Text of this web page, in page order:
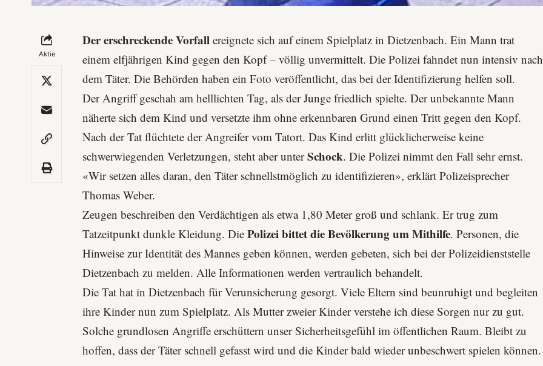
Aktie
Der erschreckende Vorfall ereignete sich auf einem Spielplatz in Dietzenbach. Ein Mann trat
einem elfjährigen Kind gegen den Kopf – völlig unvermittelt. Die Polizei fahndet nun intensiv nach
dem Täter. Die Behörden haben ein Foto veröffentlicht, das bei der Identifizierung helfen soll.
Der Angriff geschah am helllichten Tag, als der Junge friedlich spielte. Der unbekannte Mann
näherte sich dem Kind und versetzte ihm ohne erkennbaren Grund einen Tritt gegen den Kopf.
Nach der Tat flüchtete der Angreifer vom Tatort. Das Kind erlitt glücklicherweise keine
schwerwiegenden Verletzungen, steht aber unterSchock. Die Polizei nimmt den Fall sehr ernst.
«Wir setzen alles daran, den Täter schnellstmöglich zu identifizieren», erklärtPolizeisprecher
Thomas Weber.
Zeugen beschreiben den Verdächtigen als etwa 1,80 Meter groß und schlank. Er trug zum
Tatzeitpunkt dunkle Kleidung. DiePolizei bittet die Bevölkerung um Mithilfe. Personen, die
Hinweise zur Identität des Mannes geben können, werden gebeten, sich bei derPolizeidienststelle
Dietzenbach zu melden. Alle Informationen werden vertraulich behandelt.
Die Tat hat in Dietzenbach für Verunsicherung gesorgt. Viele Eltern sind beunruhigt und begleiten
ihre Kinder nun zum Spielplatz. Als Mutter zweier Kinder verstehe ich diese Sorgen nur zu gut.
Solche grundlosen Angriffe erschüttern unser Sicherheitsgefühl im öffentlichen Raum. Bleibt zu
hoffen, dass der Täter schnell gefasst wird und die Kinder bald wieder unbeschwert spielen können.